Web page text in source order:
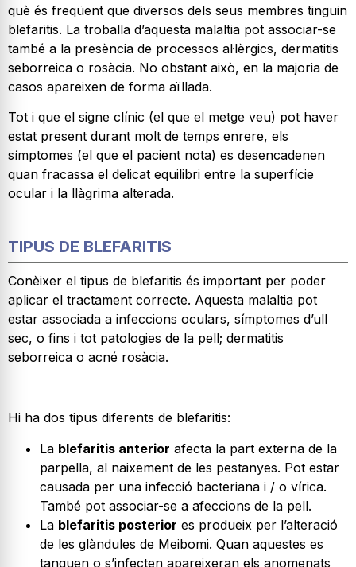
què és freqüent que diversos dels seus membres tinguin
blefaritis. La troballa d’aquesta malaltia pot associar-se
també a la presència de processos al·lèrgics, dermatitis
seborreica o rosàcia. No obstant això, en la majoria de
casos apareixen de forma aïllada.
Tot i que el signe clínic (el que el metge veu) pot haver
estat present durant molt de temps enrere, els
símptomes (el que el pacient nota) es desencadenen
quan fracassa el delicat equilibri entre la superfície
ocular i la llàgrima alterada.
TIPUS DE BLEFARITIS
Conèixer el tipus de blefaritis és important per poder
aplicar el tractament correcte. Aquesta malaltia pot
estar associada a infeccions oculars, símptomes d’ull
sec, o fins i tot patologies de la pell; dermatitis
seborreica o acné rosàcia.
Hi ha dos tipus diferents de blefaritis:
La blefaritis anterior afecta la part externa de la
parpella, al naixement de les pestanyes. Pot estar
causada per una infecció bacteriana i / o vírica.
També pot associar-se a afeccions de la pell.
La blefaritis posterior es produeix per l’alteració
de les glàndules de Meibomi. Quan aquestes es
tanquen o s’infecten apareixeran els anomenats